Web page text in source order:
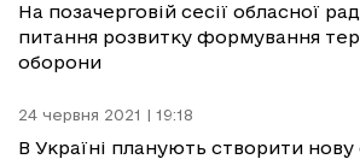
На позачерговій сесії обласної
питання розвитку формування
оборони
24 червня 2021 | 19:18
В Україні планують створити